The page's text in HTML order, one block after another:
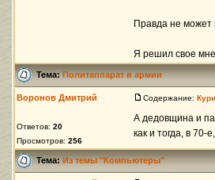
Правда не может
Я решил свое
Тема:Политаппарат в армии
Воронов Дмитрий
Ответов: 20
Просмотров: 256
Содержание:
А дедовщина и
как и тогда, в
Тема:Из темы "Компьютеры"